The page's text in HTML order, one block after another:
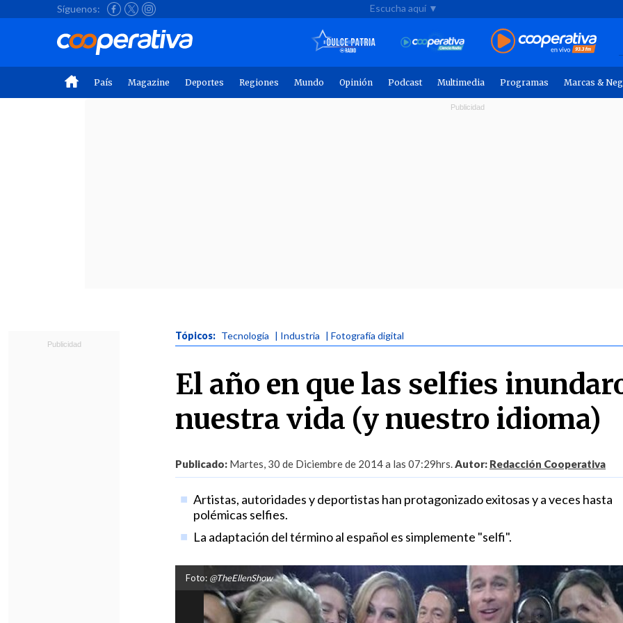
Síguenos: Escucha aquí ▼
País Magazine Deportes Regiones Mundo Opinión Podcast Multimedia Programas Marcas &
Tópicos: Tecnología | Industria | Fotografía digital
El año en que las selfies
nuestra vida (y nuestro idioma)
Publicado: Martes, 30 de Diciembre de 2014 a las 07:29hrs.Autor: Redacción Cooperativa
Artistas, autoridades y deportistas han protagonizado exitosas y a veces hasta
polémicas selfies.
La adaptación del término al español es simplemente "selfi".
Foto: @TheEllenShow